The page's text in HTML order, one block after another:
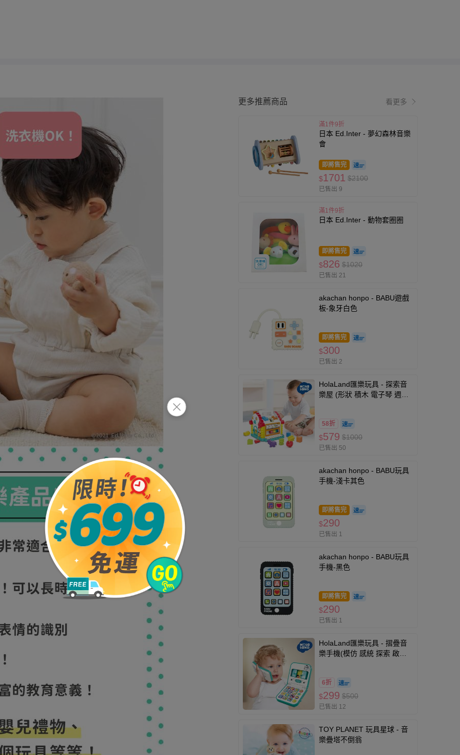
更多推薦商品 看更多
滿1件9折
日本 Ed.Inter - 夢幻森林音樂
會
即將售完
$1701 $2100
已售出 9
滿1件9折
日本 Ed.Inter - 動物套圈圈
即將售完
$826 $1020
已售出 21
akachan honpo - BABU遊戲
板-象牙白色
即將售完
$300
已售出 2
HolaLand匯樂玩具 - 探索音
樂屋 (形狀 積木 電子琴 週歲
58折
$579 $1000
已售出 50
akachan honpo - BABU玩具
手機-淺卡其色
即將售完
$290
已售出 1
akachan honpo - BABU玩具
手機-黑色
即將售完
$290
已售出 1
HolaLand匯樂玩具 - 摺疊音
樂手機(模仿 感統 探索 啟蒙
6折
$299 $500
已售出 12
TOY PLANET 玩具星球 - 音
樂疊塔不倒翁